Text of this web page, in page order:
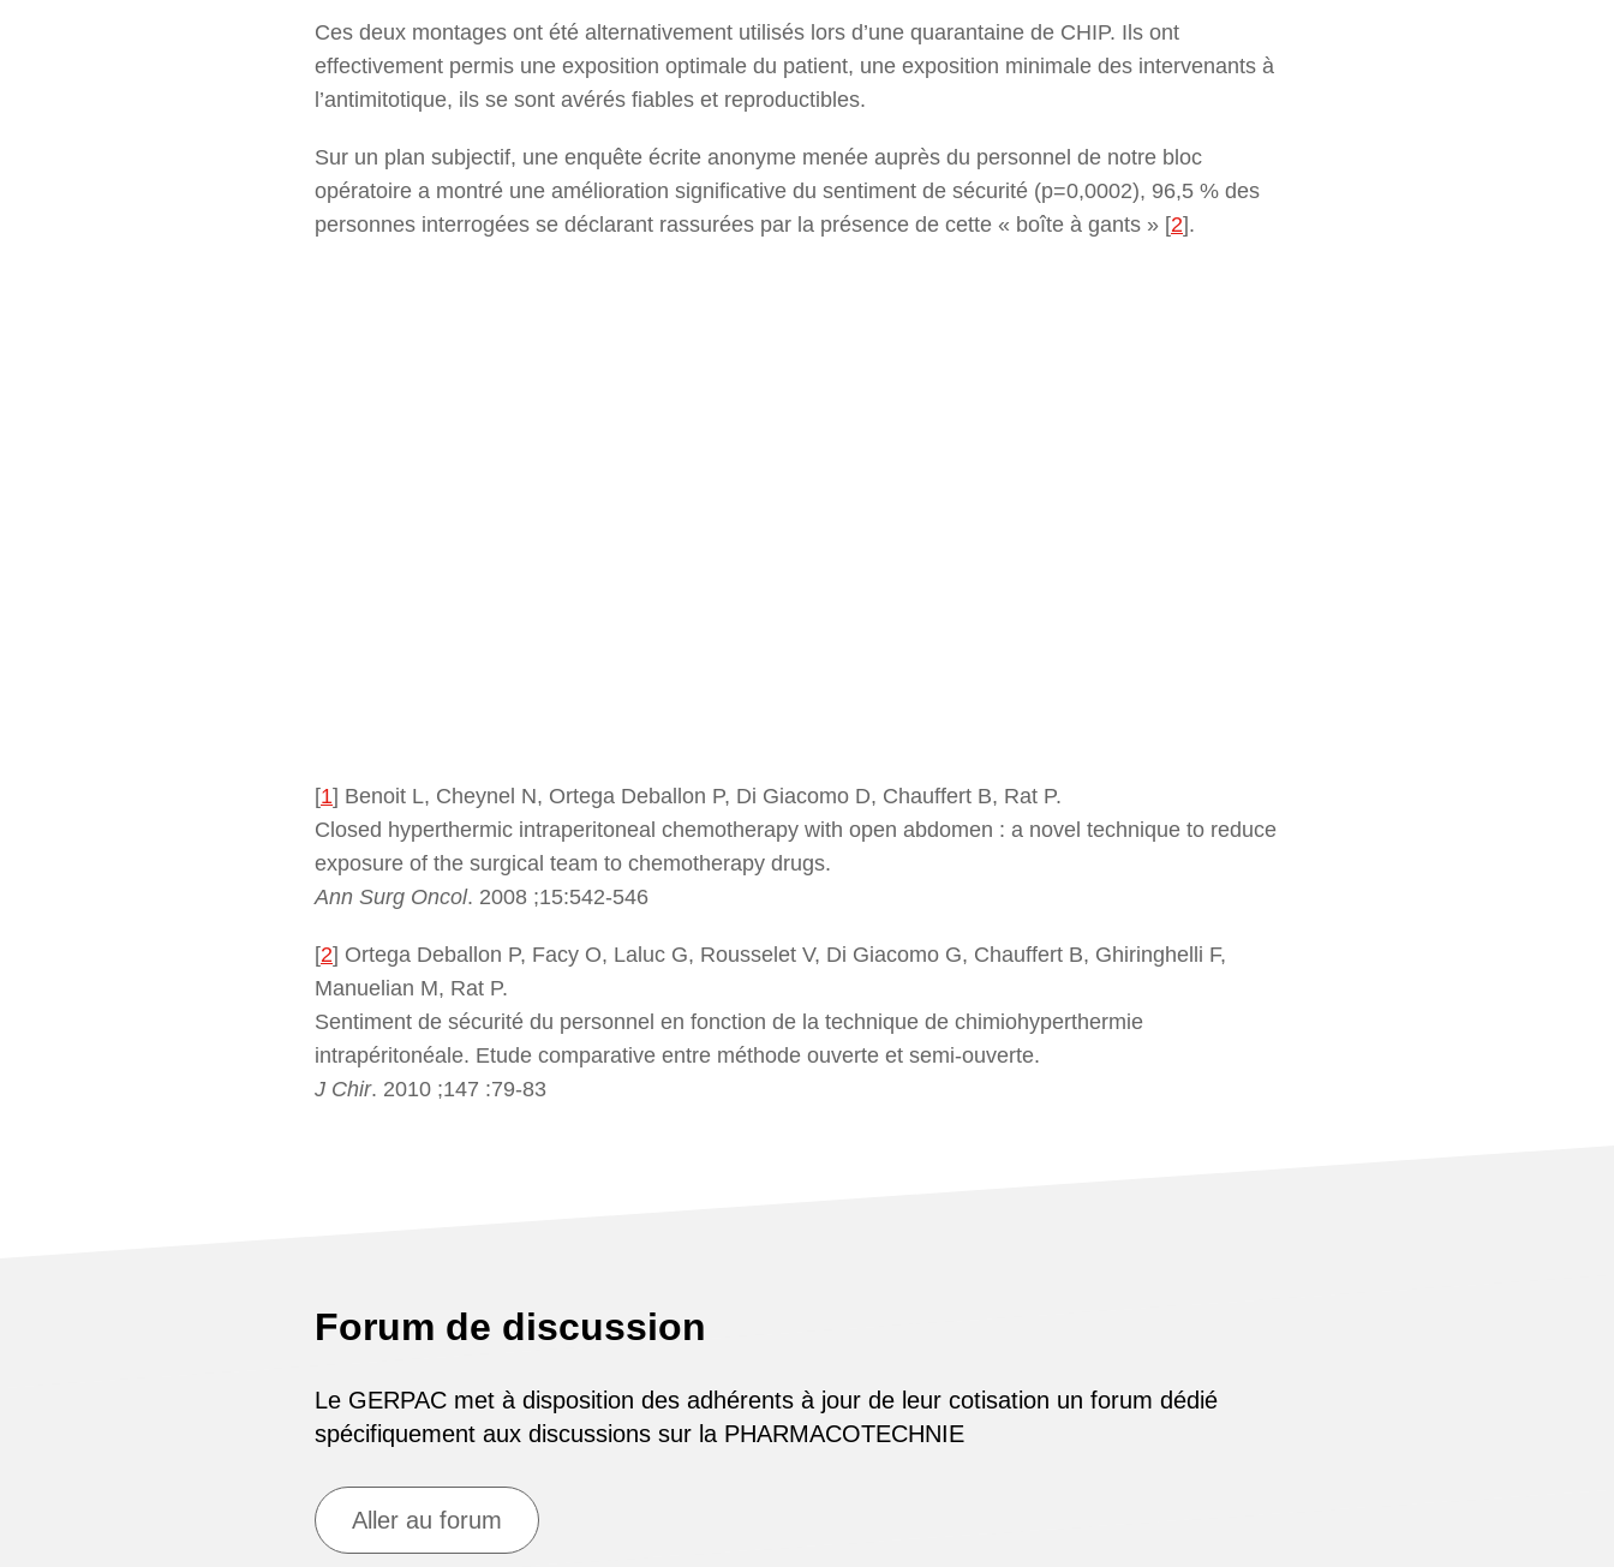
Ces deux montages ont été alternativement utilisés lors d’une quarantaine de CHIP. Ils ont
effectivement permis une exposition optimale du patient, une exposition minimale des intervenants à
l’antimitotique, ils se sont avérés fiables et reproductibles.
Sur un plan subjectif, une enquête écrite anonyme menée auprès du personnel de notre bloc
opératoire a montré une amélioration significative du sentiment de sécurité (p=0,0002), 96,5 % des
personnes interrogées se déclarant rassurées par la présence de cette « boîte à gants » [2].
[1] Benoit L, Cheynel N, Ortega Deballon P, Di Giacomo D, Chauffert B, Rat P.
Closed hyperthermic intraperitoneal chemotherapy with open abdomen : a novel technique to reduce
exposure of the surgical team to chemotherapy drugs.
Ann Surg Oncol. 2008 ;15:542-546
[2] Ortega Deballon P, Facy O, Laluc G, Rousselet V, Di Giacomo G, Chauffert B, Ghiringhelli F,
Manuelian M, Rat P.
Sentiment de sécurité du personnel en fonction de la technique de chimiohyperthermie
intrapéritonéale. Etude comparative entre méthode ouverte et semi-ouverte.
J Chir. 2010 ;147 :79-83
Forum de discussion
Le GERPAC met à disposition des adhérents à jour de leur cotisation un forum dédié
spécifiquement aux discussions sur la PHARMACOTECHNIE
Aller au forum